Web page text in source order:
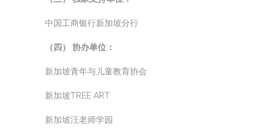
中国工商银行新加坡分行
（四） 协办单位：
新加坡青年与儿童教育协会
新加坡TREE ART
新加坡汪老师学园